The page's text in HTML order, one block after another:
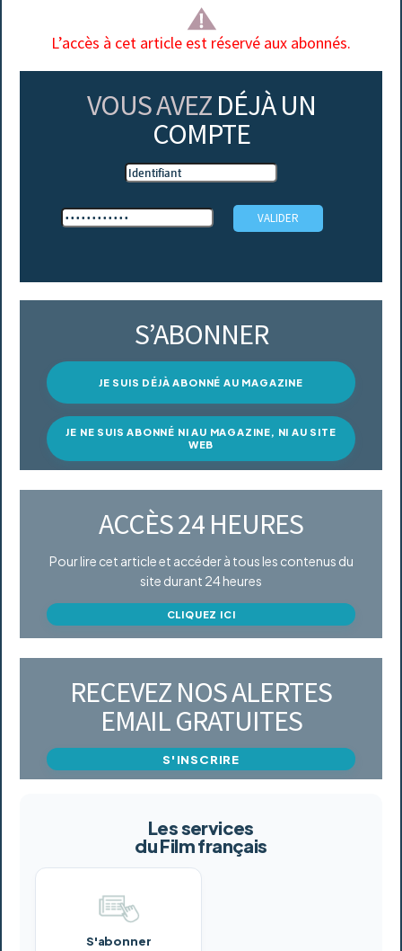
L’accès à cet article est réservé aux abonnés.
VOUS AVEZ DÉJÀ UN
COMPTE
S’ABONNER
JE SUIS DÉJÀ ABONNÉ AU MAGAZINE
JE NE SUIS ABONNÉ NI AU MAGAZINE, NI AU SITE
WEB
ACCÈS 24 HEURES
Pour lire cet article et accéder à tous les contenus du
site durant 24 heures
CLIQUEZ ICI
RECEVEZ NOS ALERTES
EMAIL GRATUITES
S'INSCRIRE
Les services
du Film français
S'abonner